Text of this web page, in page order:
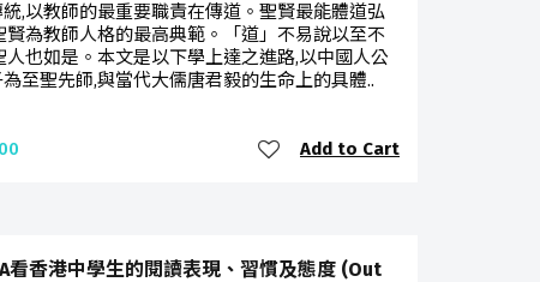
,以教師的最重要職責在傳道。聖賢最能體道弘
賢為教師人格的最高典範。「道」不易說以至不
人也如是。本文是以下學上達之進路,以中國人公
至聖先師,與當代大儒唐君毅的生命上的具體..
Add to Cart
看香港中學生的閱讀表現、習慣及態度 (Out